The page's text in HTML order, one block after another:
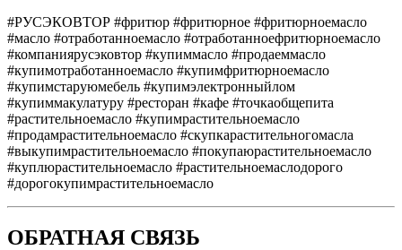
#РУСЭКОВТОР #фритюр #фритюрное #фритюрноемасло
#масло #отработанноемасло #отработанноефритюрноемасло
#компаниярусэковтор #купиммасло #продаеммасло
#купимотработанноемасло #купимфритюрноемасло
#купимстаруюмебель #купимэлектронныйлом
#купиммакулатуру #ресторан #кафе #точкаобщепита
#растительноемасло #купимрастительноемасло
#продамрастительноемасло #скупкарастительногомасла
#выкупимрастительноемасло #покупаюрастительноемасло
#куплюрастительноемасло #растительноемаслодорого
#дорогокупимрастительноемасло
ОБРАТНАЯ СВЯЗЬ